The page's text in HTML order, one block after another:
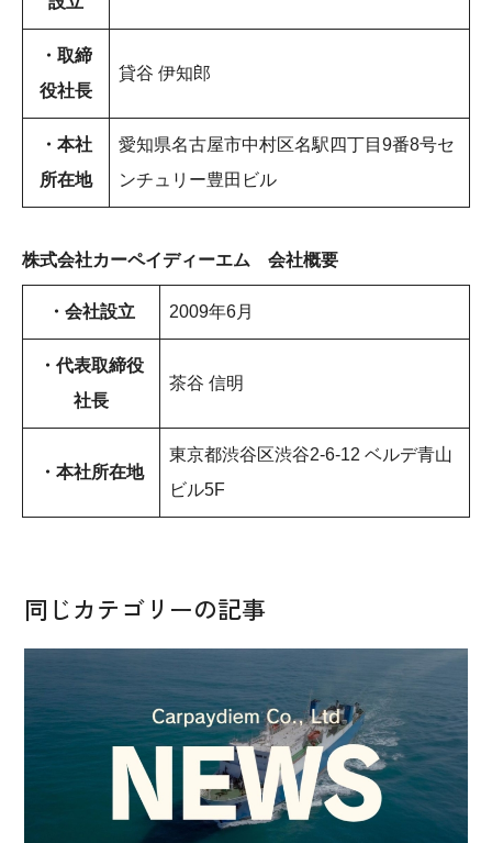
・取締
役社長
貸谷 伊知郎
・本社
所在地
愛知県名古屋市中村区名駅四丁目9番8号セ
ンチュリー豊田ビル
株式会社カーペイディーエム 会社概要
・会社設立 2009年6月
・代表取締役
社長
茶谷 信明
・本社所在地
東京都渋谷区渋谷2-6-12 ベルデ青山
ビル5F
同じカテゴリーの記事